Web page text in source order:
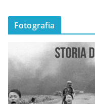
Fotografia